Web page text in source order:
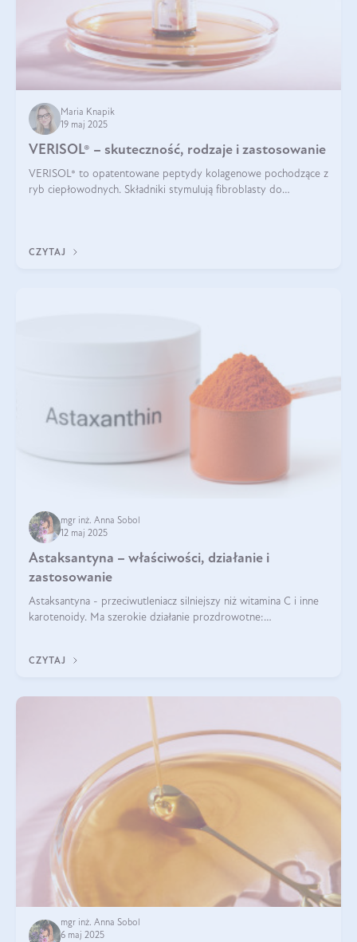
Maria Knapik
19 maj 2025
VERISOL® – skuteczność, rodzaje i zastosowanie
VERISOL® to opatentowane peptydy kolagenowe pochodzące z
ryb ciepłowodnych. Składniki stymulują fibroblasty do
CZYTAJ
mgr inż. Anna Sobol
12 maj 2025
Astaksantyna – właściwości, działanie i
zastosowanie
Astaksantyna - przeciwutleniacz silniejszy niż witamina C i inne
karotenoidy. Ma szerokie działanie prozdrowotne:
CZYTAJ
mgr inż. Anna Sobol
6 maj 2025